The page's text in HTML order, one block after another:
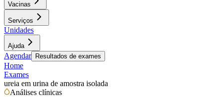
Vacinas
Serviços
Unidades
Ajuda
Agendar Resultados de exames
Home
Exames
ureia em urina de amostra isolada
Análises clínicas